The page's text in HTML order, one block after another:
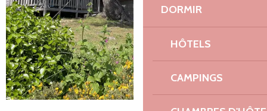
DORMIR
HÔTELS
CAMPINGS